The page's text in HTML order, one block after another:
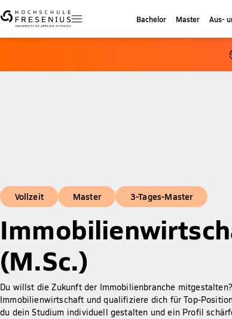
Bachelor Master Aus-
Vollzeit Master 3-Tages-Master
(M.Sc.)
Du willst die Zukunft der Immobilienbranche
Immobilienwirtschaft und qualifiziere dich für Top-
du dein Studium individuell gestalten und ein Profil